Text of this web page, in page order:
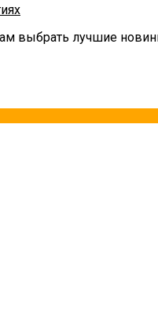
выбрать лучшие